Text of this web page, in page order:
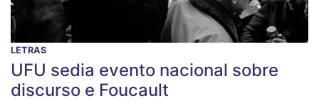
LETRAS
UFU sedia evento nacional sobre
discurso e Foucault